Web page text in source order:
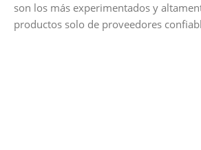
son los más experimentados y
productos solo de proveedores